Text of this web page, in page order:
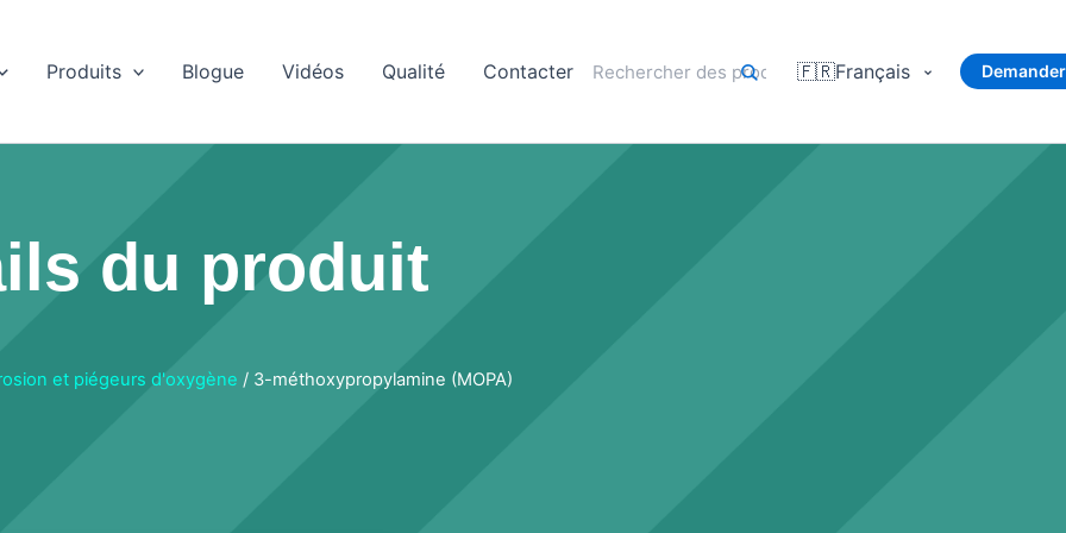
Produits Blogue Vidéos Qualité Contacter 🇫🇷Français
du produit
et piégeurs d'oxygène / 3-méthoxypropylamine (MOPA)